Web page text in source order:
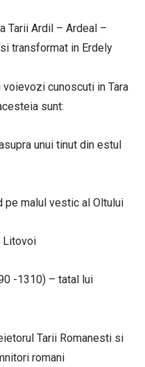
Tarii Ardil – Ardeal –
transformat in Erdely
cunoscuti in Tara
sunt:
unui tinut din estul
malul vestic al Oltului
Litovoi
-1310) – tatal lui
Tarii Romanesti si
romani